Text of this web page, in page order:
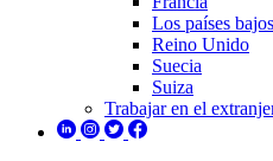
Los países bajos
Reino Unido
Suecia
Suiza
Trabajar en el